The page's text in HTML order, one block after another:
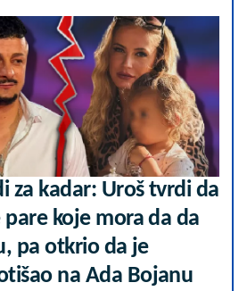
za kadar: Uroš tvrdi da
pare koje mora da da
pa otkrio da je
na Ada Bojanu